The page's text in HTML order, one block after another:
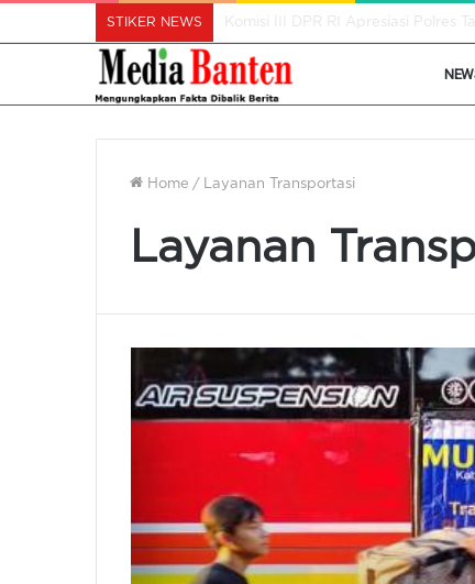
STIKER NEWS Diancam Ditutup, SPPG Tak
Home / Layanan Transportasi
Layanan